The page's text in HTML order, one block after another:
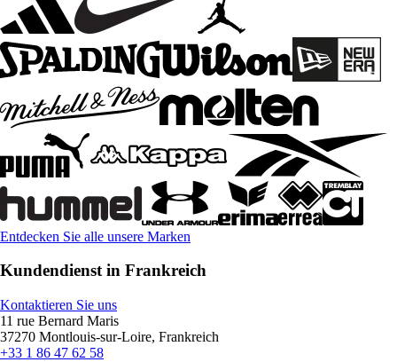
Entdecken Sie alle unsere Marken
Kundendienst in Frankreich
Kontaktieren Sie uns
11 rue Bernard Maris
37270 Montlouis-sur-Loire, Frankreich
+33 1 86 47 62 58